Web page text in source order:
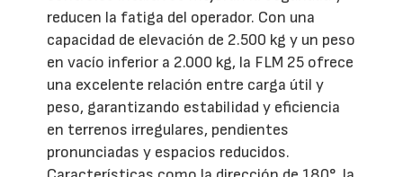
reducen la fatiga del operador. Con una
capacidad de elevación de 2.500 kg y un peso
en vacío inferior a 2.000 kg, la FLM 25 ofrece
una excelente relación entre carga útil y
peso, garantizando estabilidad y eficiencia
en terrenos irregulares, pendientes
pronunciadas y espacios reducidos.